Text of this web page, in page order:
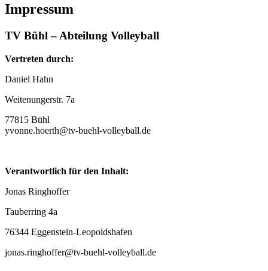
Impressum
TV Bühl – Abteilung Volleyball
Vertreten durch:
Daniel Hahn
Weitenungerstr. 7a
77815 Bühl
yvonne.hoerth@tv-buehl-volleyball.de
Verantwortlich für den Inhalt:
Jonas Ringhoffer
Tauberring 4a
76344 Eggenstein-Leopoldshafen
jonas.ringhoffer@tv-buehl-volleyball.de